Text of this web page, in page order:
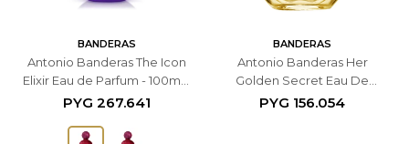
BANDERAS
Antonio Banderas The Icon
Elixir Eau de Parfum - 100ml -
Femenino
PYG 267.641
BANDERAS
Antonio Banderas Her
Golden Secret Eau De
Toilette Spray - 50 ML
PYG 156.054